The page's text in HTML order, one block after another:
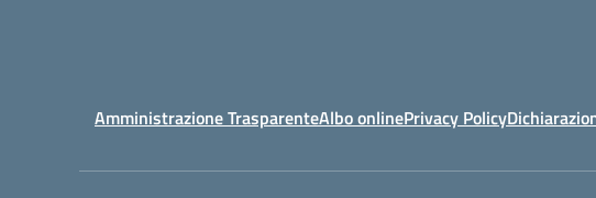
Amministrazione TrasparenteAlbo onlinePrivacy Policy